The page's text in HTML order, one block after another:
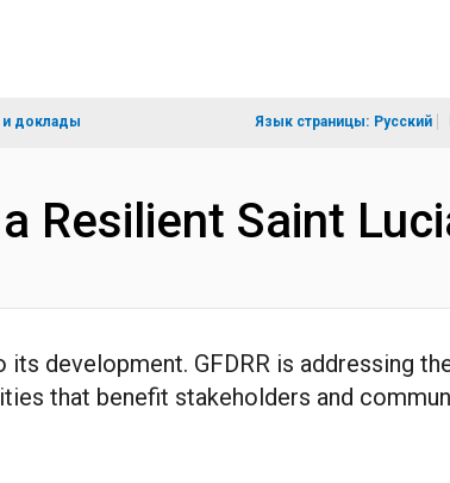
доклады Язык страницы: Русский
Resilient Saint
development. GFDRR is addressing
that benefit stakeholders and